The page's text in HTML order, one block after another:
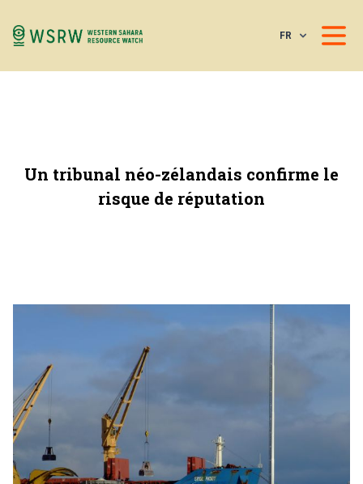
FR
Un tribunal néo-zélandais confirme le
risque de réputation